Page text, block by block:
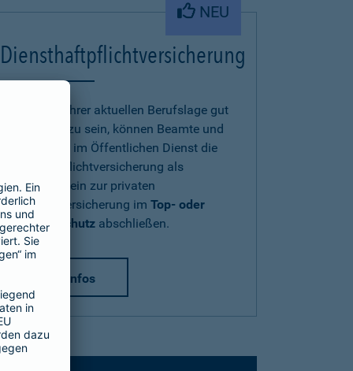
NEU
Diensthaftpflichtversicherung
Um auch in Ihrer aktuellen Berufslage gut
abgesichert zu sein, können Beamte und
Beschäftigte im Öffentlichen Dienst die
Diensthaftpflichtversicherung als
Zusatzbaustein zur privaten
Haftpflichtversicherung imTop- oder
Premium-Schutz abschließen.
mehr Infos